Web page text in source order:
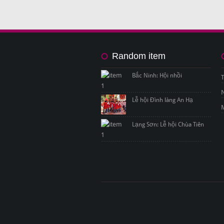
Random item
Bắc Ninh: Hội nhồi
Lễ hội Đình làng An Hạ
Lạng Sơn: Lễ hội Chùa Tiên